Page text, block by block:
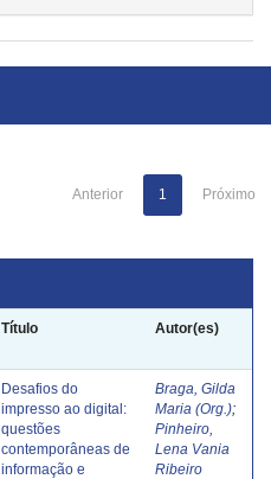
Anterior 1 Próximo
Título Autor(es)
Desafios do
impresso ao digital:
questões
contemporâneas de
informação e
Braga, Gilda
Maria (Org.);
Pinheiro,
Lena Vania
Ribeiro